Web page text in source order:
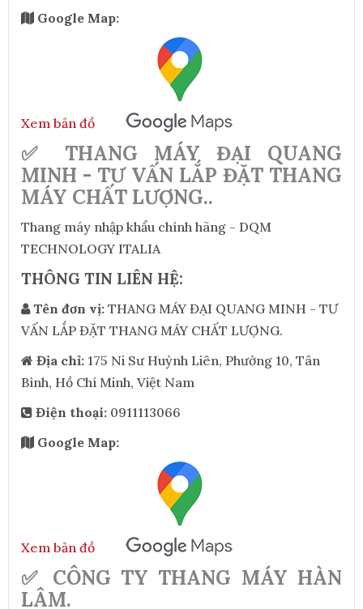
Google Map:
Xem bản đồ
✅ THANG MÁY ĐẠI QUANG
MINH - TƯ VẤN LẮP ĐẶT THANG
MÁY CHẤT LƯỢNG..
Thang máy nhập khẩu chính hãng - DQM
TECHNOLOGY ITALIA
THÔNG TIN LIÊN HỆ:
Tên đơn vị: THANG MÁY ĐẠI QUANG MINH - TƯ
VẤN LẮP ĐẶT THANG MÁY CHẤT LƯỢNG.
Địa chỉ: 175 Ni Sư Huỳnh Liên, Phường 10, Tân
Bình, Hồ Chí Minh, Việt Nam
Điện thoại: 0911113066
Google Map:
Xem bản đồ
✅ CÔNG TY THANG MÁY HÀN
LÂM.